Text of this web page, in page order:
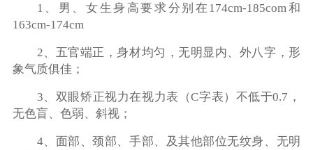
1、男、女生身高要求分别在174cm-185com和
163cm-174cm
2、五官端正，身材均匀，无明显内、外八字，形
象气质俱佳；
3、双眼矫正视力在视力表（C字表）不低于0.7，
无色盲、色弱、斜视；
4、面部、颈部、手部、及其他部位无纹身、无明